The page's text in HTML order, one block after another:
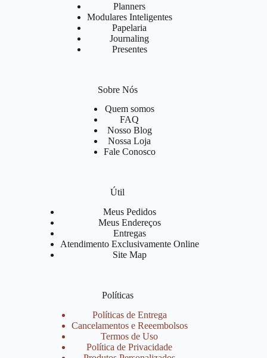
Planners
Modulares Inteligentes
Papelaria
Journaling
Presentes
Sobre Nós
Quem somos
FAQ
Nosso Blog
Nossa Loja
Fale Conosco
Útil
Meus Pedidos
Meus Endereços
Entregas
Atendimento Exclusivamente Online
Site Map
Políticas
Políticas de Entrega
Cancelamentos e Reeembolsos
Termos de Uso
Política de Privacidade